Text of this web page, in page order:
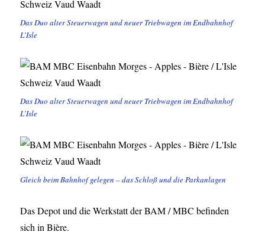
Das Duo alter Steuerwagen und neuer Triebwagen im Endbahnhof
L’Isle
Das Duo alter Steuerwagen und neuer Triebwagen im Endbahnhof
L’Isle
Gleich beim Bahnhof gelegen – das Schloß und die Parkanlagen
Das Depot und die Werkstatt der BAM / MBC befinden
sich in Bière.